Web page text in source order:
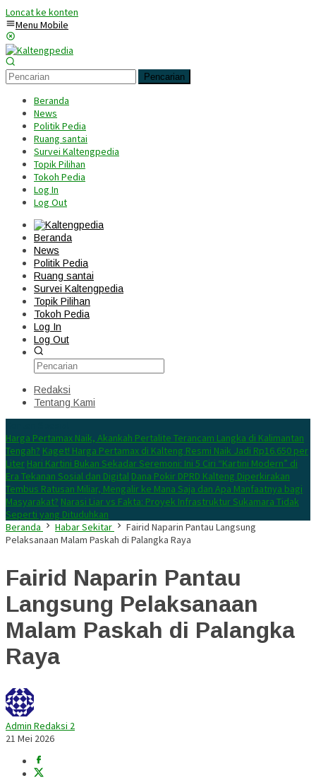
Loncat ke konten
Menu Mobile
Pencarian
Beranda
News
Politik Pedia
Ruang santai
Survei Kaltengpedia
Topik Pilihan
Tokoh Pedia
Log In
Log Out
Beranda
News
Politik Pedia
Ruang santai
Survei Kaltengpedia
Topik Pilihan
Tokoh Pedia
Log In
Log Out
Redaksi
Tentang Kami
Harga Pertamax Naik, Akankah Pertalite Terancam Langka di Kalimantan
Tengah? Kaget! Harga Pertamax di Kalteng Resmi Naik Jadi Rp16.650 per
Liter Hari Kartini Bukan Sekadar Seremoni: Ini 5 Ciri “Kartini Modern” di
Era Tekanan Sosial dan Digital Dana Pokir DPRD Kalteng Diperkirakan
Tembus Ratusan Miliar, Mengalir ke Mana Saja dan Apa Manfaatnya bagi
Masyarakat? Narasi Liar vs Fakta: Proyek Infrastruktur Sukamara Tidak
Seperti yang Dituduhkan
Beranda
Habar Sekitar
Fairid Naparin Pantau Langsung
Pelaksanaan Malam Paskah di Palangka Raya
Fairid Naparin Pantau
Langsung Pelaksanaan
Malam Paskah di Palangka
Raya
Admin Redaksi 2
21 Mei 2026